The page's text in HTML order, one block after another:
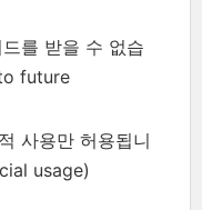
를 받을 수 없습
future
사용만 허용됩니
usage)